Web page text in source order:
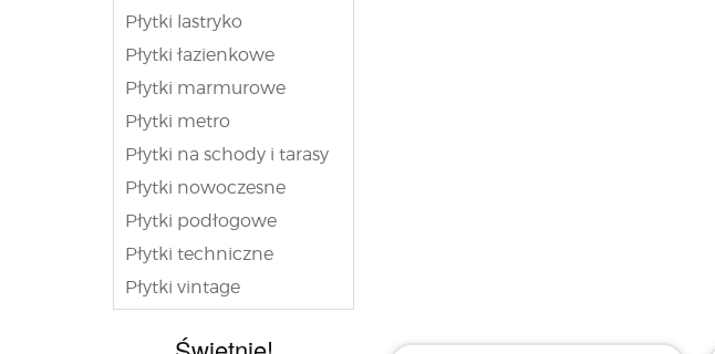
Płytki lastryko
Płytki łazienkowe
Płytki marmurowe
Płytki metro
Płytki na schody i tarasy
Płytki nowoczesne
Płytki podłogowe
Płytki techniczne
Płytki vintage